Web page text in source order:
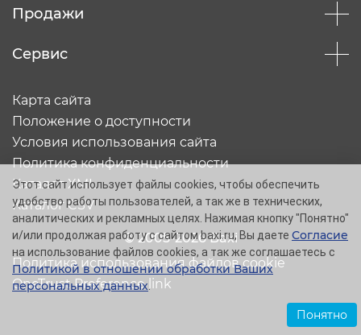
Продажи
Сервис
© 2005-2026 Baxi
Карта сайта
Положение о доступности
Условия использования сайта
Политика конфиденциальности
Каталог XML
Каталог CSV
Политика использования файлов cookie
OneTrust Preference link
Этот сайт использует файлы cookies, чтобы обеспечить
удобство работы пользователей, а так же в технических,
аналитических и рекламных целях. Нажимая кнопку "Понятно"
и/или продолжая работу с сайтом baxi.ru, Вы даете Согласие
на использование файлов cookies, а так же соглашаетесь с
Политикой в отношении обработки Ваших
персональных данных.
Понятно